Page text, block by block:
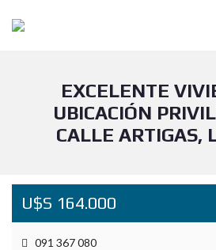
EXCELENTE
UBICACIÓN
CALLE ARTIGAS,
U$S 164.000
091 367 080